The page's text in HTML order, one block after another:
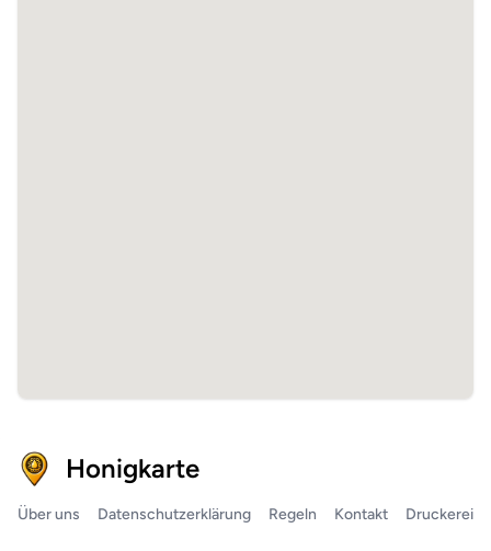
Honigkarte
Über uns Datenschutzerklärung Regeln Kontakt Druckerei